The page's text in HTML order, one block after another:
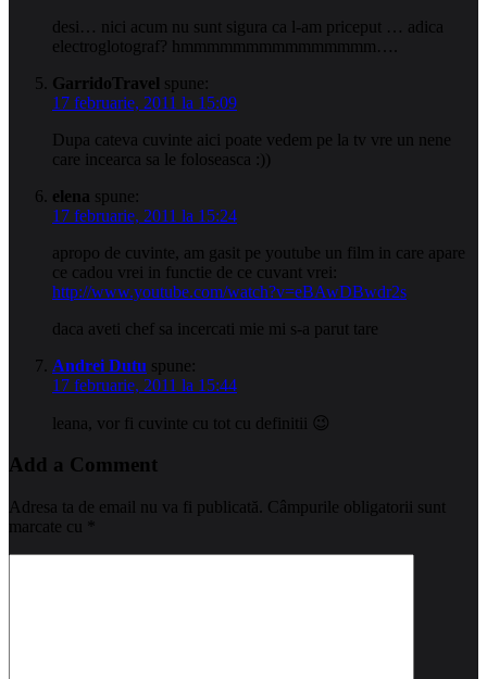
desi… nici acum nu sunt sigura ca l-am priceput … adica
electroglotograf? hmmmmmmmmmmmmmmm….
GarridoTravel spune:
17 februarie, 2011 la 15:09
Dupa cateva cuvinte aici poate vedem pe la tv vre un nene
care incearca sa le foloseasca :))
elena spune:
17 februarie, 2011 la 15:24
apropo de cuvinte, am gasit pe youtube un film in care apare
ce cadou vrei in functie de ce cuvant vrei:
http://www.youtube.com/watch?v=eBAwDBwdr2s
daca aveti chef sa incercati mie mi s-a parut tare
Andrei Dutu spune:
17 februarie, 2011 la 15:44
leana, vor fi cuvinte cu tot cu definitii 😉
Add a Comment
Adresa ta de email nu va fi publicată. Câmpurile obligatorii sunt
marcate cu